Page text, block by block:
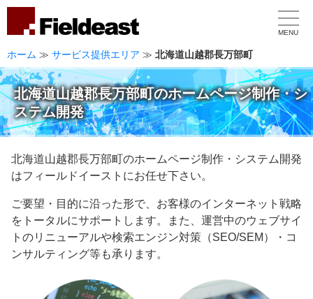
MENU
ホーム ≫ サービス提供エリア ≫ 北海道山越郡長万部町
北海道山越郡長万部町のホームページ制作・シ
ステム開発
北海道山越郡長万部町のホームページ制作・システム開発
はフィールドイーストにお任せ下さい。
ご要望・目的に沿った形で、お客様のインターネット戦略
をトータルにサポートします。また、運営中のウェブサイ
トのリニューアルや検索エンジン対策（SEO/SEM）・コ
ンサルティング等も承ります。